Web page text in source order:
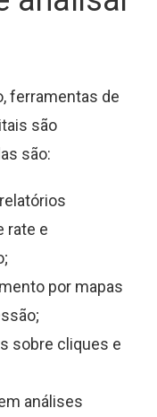
ferramentas de
são
são:
rate e
por mapas
sobre cliques e
análises